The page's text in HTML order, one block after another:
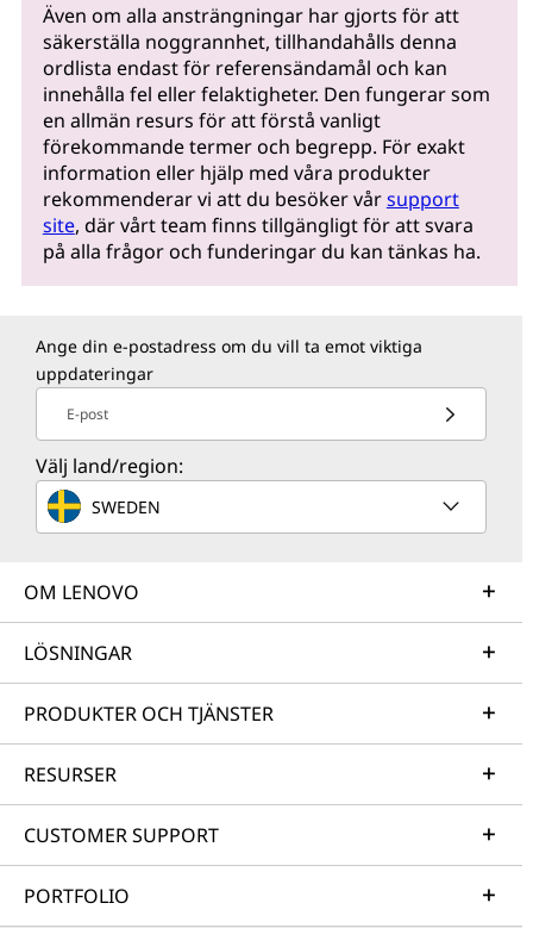
Även om alla ansträngningar har gjorts för att
säkerställa noggrannhet, tillhandahålls denna
ordlista endast för referensändamål och kan
innehålla fel eller felaktigheter. Den fungerar som
en allmän resurs för att förstå vanligt
förekommande termer och begrepp. För exakt
information eller hjälp med våra produkter
rekommenderar vi att du besöker vårsupport
site, där vårt team finns tillgängligt för att svara
på alla frågor och funderingar du kan tänkas ha.
Ange din e-postadress om du vill ta emot viktiga
uppdateringar
E-post
Välj land/region:
SWEDEN
OM LENOVO
LÖSNINGAR
PRODUKTER OCH TJÄNSTER
RESURSER
CUSTOMER SUPPORT
PORTFOLIO